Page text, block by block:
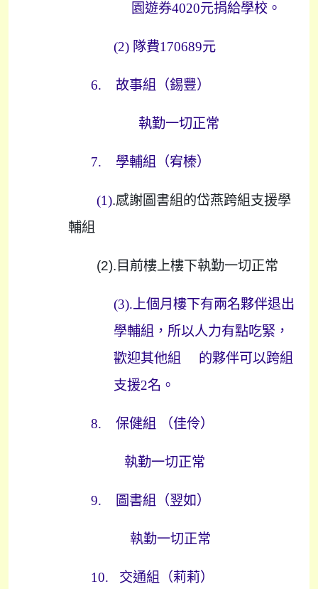
園遊券4020元捐給學校。
(2) 隊費170689元
6. 故事組（錫豐）
執勤一切正常
7. 學輔組（宥榛）
(1).感謝圖書組的岱燕跨組支援學
輔組
(2). 目前樓上樓下執勤一切正常
(3).上個月樓下有兩名夥伴退出
學輔組，所以人力有點吃緊，
歡迎其他組
的夥伴可以跨組
支援2名。
8. 保健組 （佳伶）
執勤一切正常
9. 圖書組（翌如）
執勤一切正常
10. 交通組（莉莉）